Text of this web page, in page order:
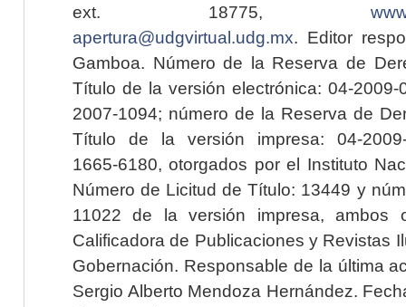
ext. 18775,
apertura@udgvirtual.udg.mx. Editor
Gamboa. Número de la Reserva de
Título de la versión electrónica: 04-2009-
2007-1094; número de la Reserva de
Título de la versión impresa: 04-2009-
1665-6180, otorgados por el Instituto
Número de Licitud de Título: 13449 y
11022 de la versión impresa, ambos
Calificadora de Publicaciones y Revistas
Gobernación. Responsable de la última
Sergio Alberto Mendoza Hernández.